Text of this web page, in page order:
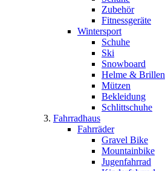
Zubehör
Fitnessgeräte
Wintersport
Schuhe
Ski
Snowboard
Helme & Brillen
Mützen
Bekleidung
Schlittschuhe
Fahrradhaus
Fahrräder
Gravel Bike
Mountainbike
Jugenfahrrad